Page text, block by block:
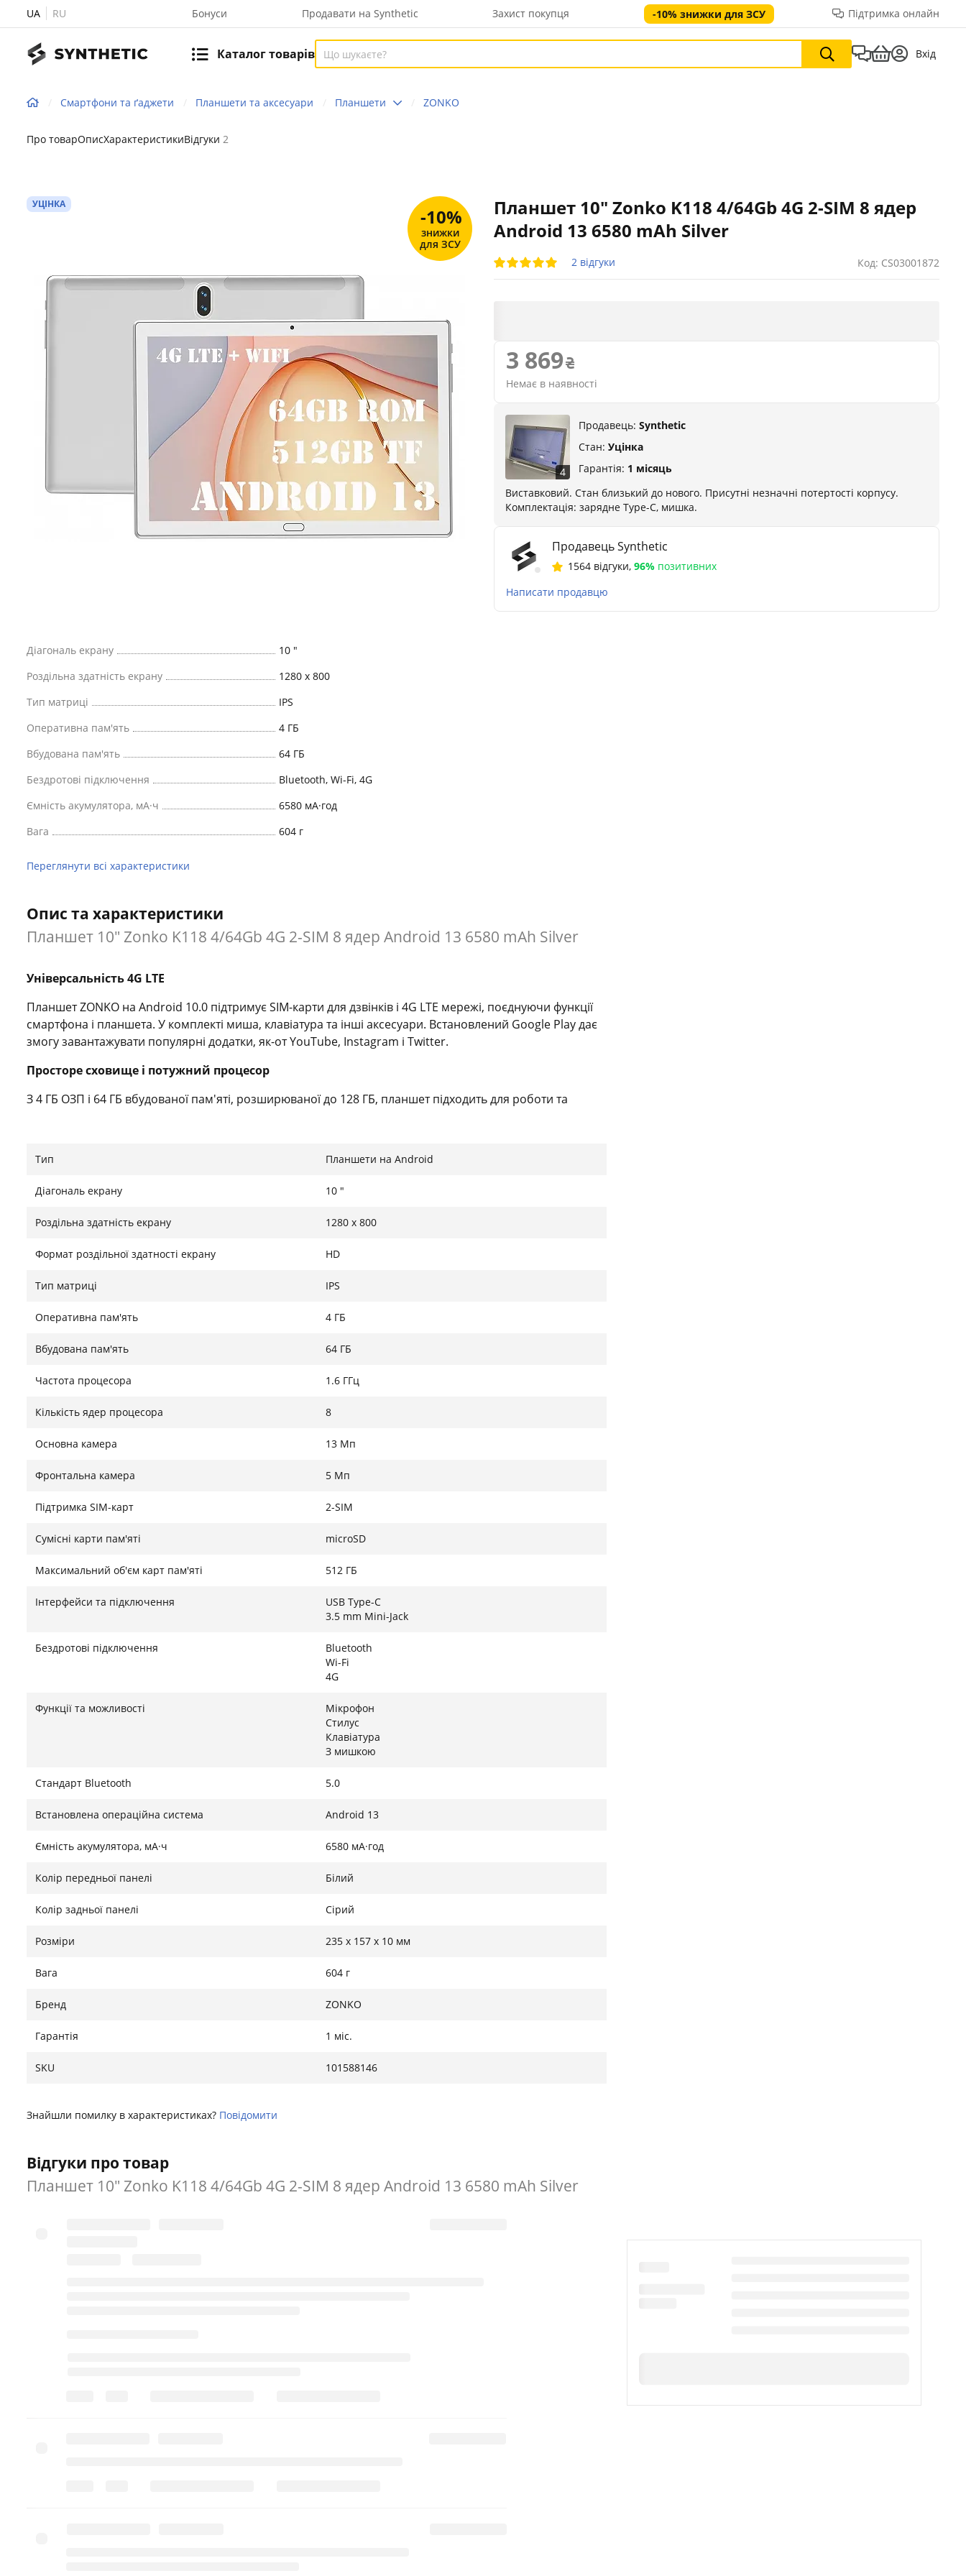
UA RU Бонуси Продавати на Synthetic Захист покупця -10% знижки для ЗСУ Підтримка онлайн
Каталог товарів Вхід
Смартфони та ґаджети Планшети та аксесуари Планшети ZONKO
Про товарОписХарактеристикиВідгуки 2
Планшет 10" ‎Zonko K118 4/64Gb 4G 2-SIM 8 ядер
Android 13 6580 mAh Silver
2 відгуки Код: CS03001872
УЦІНКА
-10%
знижки
для ЗСУ
Діагональ екрану
10 "
Роздільна здатність екрану
1280 x 800
Тип матриці
IPS
Оперативна пам'ять
4 ГБ
Вбудована пам'ять
64 ГБ
Бездротові підключення
Bluetooth, Wi-Fi, 4G
Ємність акумулятора, мА·ч
6580 мА·год
Вага
604 г
Переглянути всі характеристики
3 869
Немає в наявності
4
Продавець: Synthetic
Стан: Уцінка
Гарантія: 1 місяць
Виставковий. Стан близький до нового. Присутні незначні потертості корпусу.
Комплектація: зарядне Type-C, мишка.
Продавець Synthetic
1564 відгуки, 96% позитивних
Написати продавцю
Опис та характеристики
Планшет 10" ‎Zonko K118 4/64Gb 4G 2-SIM 8 ядер Android 13 6580 mAh Silver
Універсальність 4G LTE
Планшет ZONKO на Android 10.0 підтримує SIM-карти для дзвінків і 4G LTE мережі, поєднуючи функції
смартфона і планшета. У комплекті миша, клавіатура та інші аксесуари. Встановлений Google Play дає
змогу завантажувати популярні додатки, як-от YouTube, Instagram і Twitter.
Просторе сховище і потужний процесор
З 4 ГБ ОЗП і 64 ГБ вбудованої пам'яті, розширюваної до 128 ГБ, планшет підходить для роботи та
Камери та екран Full HD
Задня камера 13 МП і фронтальна 5 МП дають змогу зберігати важливі моменти. IPS HD-екран з
втоми.
Довга автономність
Батарея ємністю 6580 мАг забезпечує до 8 годин онлайн-відео, 20 годин дзвінків або 28 годин музики.
подорожах.
Знайшли помилку?
Тип Планшети на Android
Діагональ екрану 10 "
Роздільна здатність екрану 1280 x 800
Формат роздільної здатності екрану HD
Тип матриці IPS
Оперативна пам'ять 4 ГБ
Вбудована пам'ять 64 ГБ
Частота процесора 1.6 ГГц
Кількість ядер процесора 8
Основна камера 13 Мп
Фронтальна камера 5 Мп
Підтримка SIM-карт 2-SIM
Сумісні карти пам'яті microSD
Максимальний об'єм карт пам'яті 512 ГБ
Інтерфейси та підключення
USB Type-C
3.5 mm Mini-Jack
Бездротові підключення
Bluetooth
Wi-Fi
4G
Функції та можливості
Мікрофон
Стилус
Клавіатура
З мишкою
Стандарт Bluetooth 5.0
Встановлена ​​операційна система Android 13
Ємність акумулятора, мА·ч 6580 мА·год
Колір передньої панелі Білий
Колір задньої панелі Сірий
Розміри 235 х 157 х 10 мм
Вага 604 г
Бренд ZONKO
Гарантія 1 міс.
SKU 101588146
Знайшли помилку в характеристиках? Повідомити
Відгуки про товар
Планшет 10" ‎Zonko K118 4/64Gb 4G 2-SIM 8 ядер Android 13 6580 mAh Silver